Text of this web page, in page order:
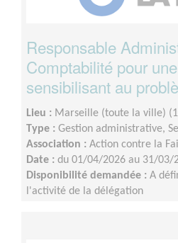
Responsable
Comptabilité pour
sensibilisant au
Lieu : Marseille (toute la ville)
Type : Gestion administrative,
Association : Action contre la
Date : du 01/04/2026 au 31/03/
Disponibilité demandée : A
l'activité de la délégation